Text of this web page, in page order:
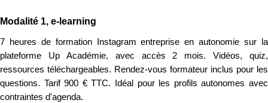
Modalité 1, e-learning
7 heures de formation Instagram entreprise en autonomie sur la
plateforme Up Académie, avec accès 2 mois. Vidéos, quiz,
ressources téléchargeables. Rendez-vous formateur inclus pour les
questions. Tarif 900 € TTC. Idéal pour les profils autonomes avec
contraintes d'agenda.